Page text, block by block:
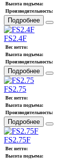
Высота подъема:
Производительность:
Подробнее
FS2.4F
Вес нетто:
Высота подъема:
Производительность:
Подробнее
FS2.75
Вес нетто:
Высота подъема:
Производительность:
Подробнее
FS2.75F
Вес нетто:
Высота подъема: